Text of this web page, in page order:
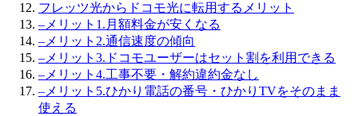
フレッツ光からドコモ光に転用するメリット
–メリット1.月額料金が安くなる
–メリット2.通信速度の傾向
–メリット3.ドコモユーザーはセット割を利用できる
–メリット4.工事不要・解約違約金なし
–メリット5.ひかり電話の番号・ひかりTVをそのまま
使える